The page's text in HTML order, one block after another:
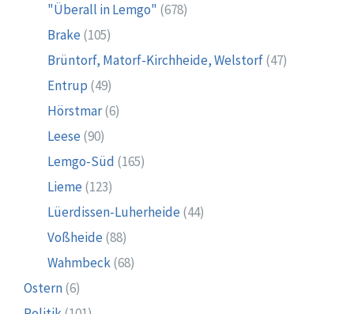
"Überall in Lemgo" (678)
Brake (105)
Brüntorf, Matorf-Kirchheide, Welstorf(47)
Entrup (49)
Hörstmar(6)
Leese (90)
Lemgo-Süd (165)
Lieme (123)
Lüerdissen-Luherheide (44)
Voßheide (88)
Wahmbeck(68)
Ostern(6)